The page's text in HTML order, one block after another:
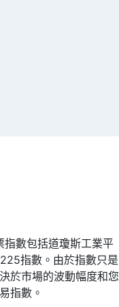
數包括道瓊斯工業平
指數。由於指數只是
於市場的波動幅度和您
指數。